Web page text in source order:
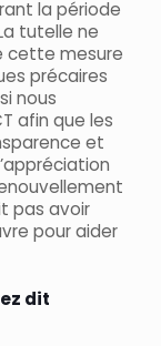
la période
tutelle ne
cette mesure
précaires
nous
afin que les
et
pas avoir
pour aider
dit